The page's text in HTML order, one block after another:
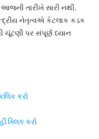
તારીખે સારી નથી.
નેતૃત્વએ કેટલાક કડક
ચૂંટણી પર સંપૂર્ણ ધ્યાન
કરો
ક્લિક કરો